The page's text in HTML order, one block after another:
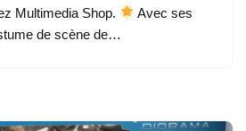
Multimedia Shop.
Avec ses
de scène de…